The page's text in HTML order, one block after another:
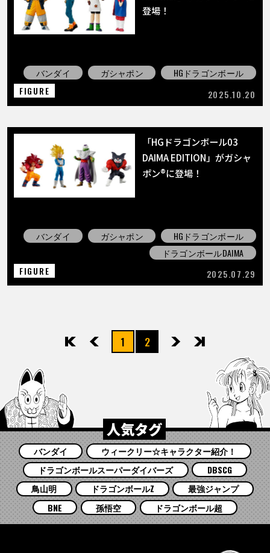
登場！
バンダイ ガシャポン
HGドラゴンボール
FIGURE
2025.10.20
「HGドラゴンボール03
DAIMA EDITION」がガシャ
ポン®に登場！
バンダイ ガシャポン
HGドラゴンボール
ドラゴンボールDAIMA
FIGURE
2025.07.29
先頭 前へ1 2 次へ最後
人気タグ
バンダイ
ウィークリー☆キャラクター紹介！
ドラゴンボールスーパーダイバーズ
DBSCG
鳥山明
ドラゴンボールZ
最強ジャンプ
BNE
孫悟空 ドラゴンボール超